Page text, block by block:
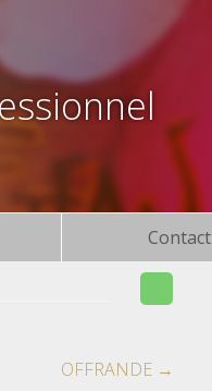
Contact
OFFRANDE →